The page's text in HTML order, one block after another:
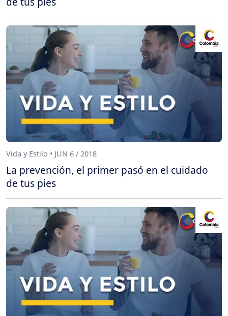
Vida y Estilo • JUN 6 / 2018
La prevención, el primer pasó en el cuidado
de tus pies